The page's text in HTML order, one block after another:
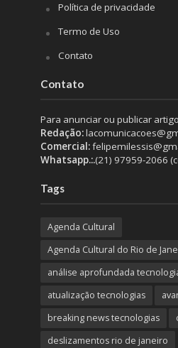
Política de privacidade
Termo de Uso
Contato
Contato
Para anunciar ou publicar
Redação:
Comercial:
Whatsapp.:.(21) 97959-2066
Tags
Agenda Cultural
Agenda Cultural do Rio de
análise aprofundada
atualização tecnologias
breaking news tecnologias
deslizamentos rio de janeiro